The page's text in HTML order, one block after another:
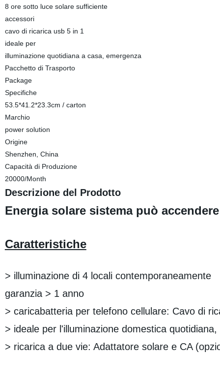
8 ore sotto luce solare sufficiente
accessori
cavo di ricarica usb 5 in 1
ideale per
illuminazione quotidiana a casa, emergenza
Pacchetto di Trasporto
Package
Specifiche
53.5*41.2*23.3cm / carton
Marchio
power solution
Origine
Shenzhen, China
Capacità di Produzione
20000/Month
Descrizione del Prodotto
Energia solare sistema può
Caratteristiche
> illuminazione di 4 locali
garanzia > 1 anno
> caricabatteria per telefono cellulare: Cavo di
> ideale per l'illuminazione domestica
> ricarica a due vie: Adattatore solare e CA